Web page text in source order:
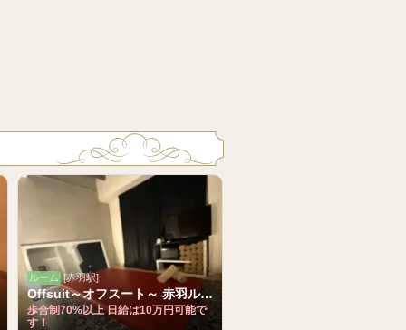
ルーム [赤羽駅]
Offsuit～オフスート～ 赤羽ルーム
歩合制70%以上 日給は10万円可能で
す！